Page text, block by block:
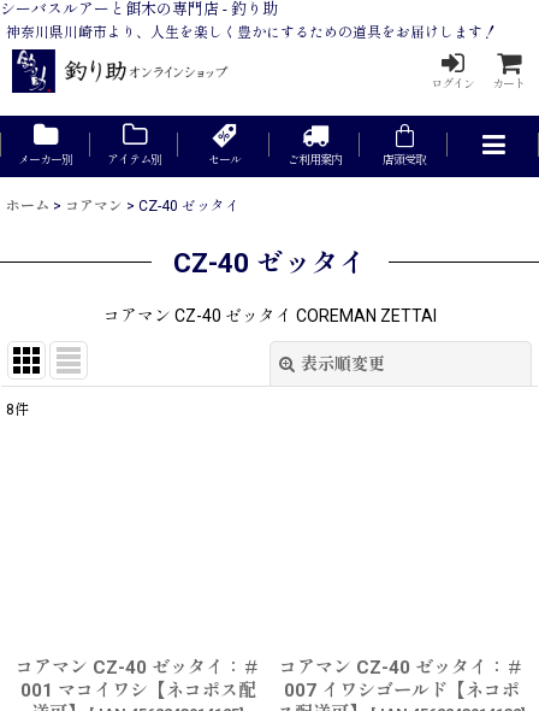
シーバスルアーと餌木の専門店 - 釣り助
神奈川県川崎市より、人生を楽しく豊かにするための道具をお届けします！
ログイン カート
メーカー別 アイテム別 セール ご利用案内 店頭受取
ホーム > コアマン > CZ-40 ゼッタイ
CZ-40 ゼッタイ
コアマン CZ-40 ゼッタイ COREMAN ZETTAI
表示順変更
8件
コアマン CZ-40 ゼッタイ：＃
001 マコイワシ【ネコポス配
コアマン CZ-40 ゼッタイ：＃
007 イワシゴールド【ネコポ